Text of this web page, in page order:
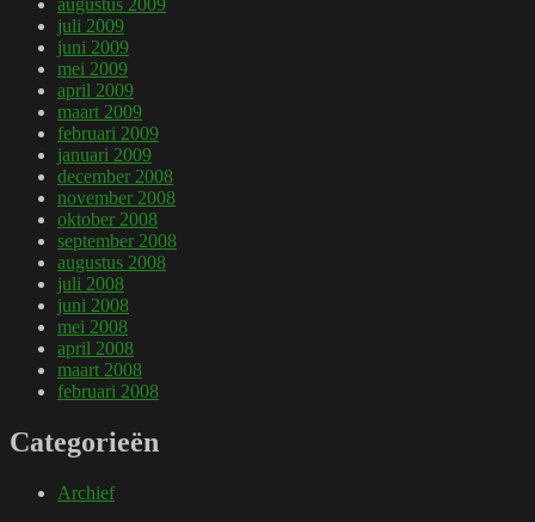
juli 2009
juni 2009
mei 2009
april 2009
maart 2009
februari 2009
januari 2009
december 2008
november 2008
oktober 2008
september 2008
augustus 2008
juli 2008
juni 2008
mei 2008
april 2008
maart 2008
februari 2008
Categorieën
Archief